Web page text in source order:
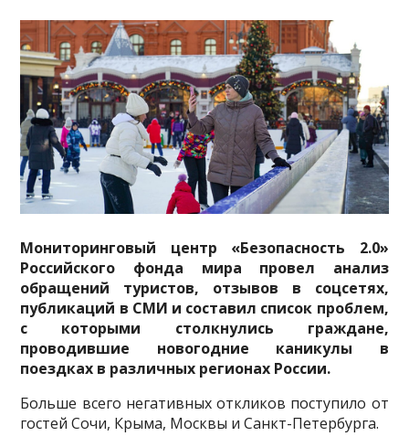
Мониторинговый центр «Безопасность 2.0»
Российского фонда мира провел анализ
обращений туристов, отзывов в соцсетях,
публикаций в СМИ и составил список проблем,
с которыми столкнулись граждане,
проводившие новогодние каникулы в
поездках в различных регионах России.
Больше всего негативных откликов поступило от
гостей Сочи, Крыма, Москвы и Санкт-Петербурга.